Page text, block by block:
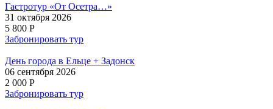
Гастротур «От Осетра…»
31 октября 2026
5 800 P
Забронировать тур
День города в Ельце + Задонск
06 сентября 2026
2 000 P
Забронировать тур